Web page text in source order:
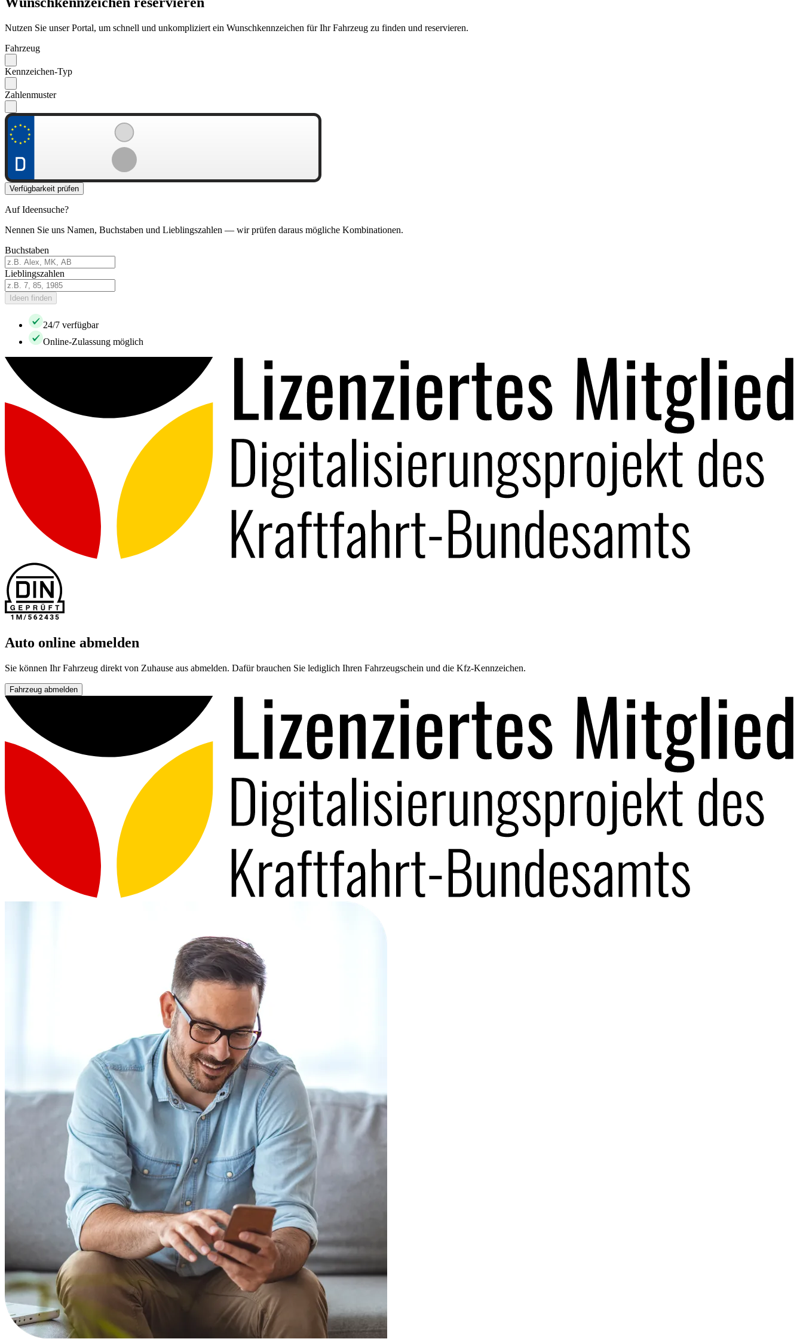
Nutzen Sie unser Portal, um schnell und unkompliziert ein Wunschkennzeichen für Ihr Fahrzeug zu finden und reservieren.
Fahrzeug
Kennzeichen-Typ
Zahlenmuster
Verfügbarkeit prüfen
Auf Ideensuche?
Nennen Sie uns Namen, Buchstaben und Lieblingszahlen — wir prüfen daraus mögliche Kombinationen.
Buchstaben
Lieblingszahlen
Ideen finden
24/7 verfügbar
Online-Zulassung möglich
Auto online abmelden
Sie können Ihr Fahrzeug direkt von Zuhause aus abmelden. Dafür brauchen Sie lediglich Ihren Fahrzeugschein und die Kfz-Kennzeichen.
Fahrzeug abmelden